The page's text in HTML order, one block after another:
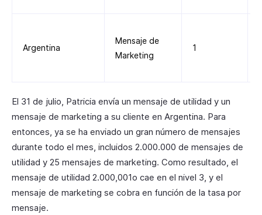
Argentina
Mensaje de
Marketing
1
El 31 de julio, Patricia envía un mensaje de utilidad y un
mensaje de marketing a su cliente en Argentina. Para
entonces, ya se ha enviado un gran número de mensajes
durante todo el mes, incluidos 2.000.000 de mensajes de
utilidad y 25 mensajes de marketing. Como resultado, el
mensaje de utilidad 2.000,001o cae en el nivel 3, y el
mensaje de marketing se cobra en función de la tasa por
mensaje.